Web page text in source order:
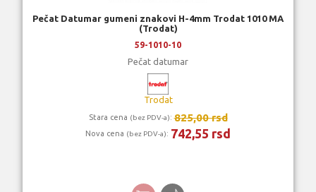
Pečat Datumar gumeni znakovi H-4mm Trodat 1010 MA
(Trodat)
59-1010-10
Pečat datumar
Trodat
Stara cena (bez PDV-a): 825,00 rsd
Nova cena (bez PDV-a): 742,55 rsd